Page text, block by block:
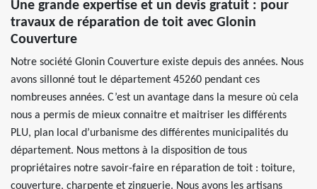
Une grande expertise et un devis gratuit : pour
travaux de réparation de toit avec Glonin
Couverture
Notre société Glonin Couverture existe depuis des années. Nous
avons sillonné tout le département 45260 pendant ces
nombreuses années. C’est un avantage dans la mesure où cela
nous a permis de mieux connaitre et maitriser les différents
PLU, plan local d’urbanisme des différentes municipalités du
département. Nous mettons à la disposition de tous
propriétaires notre savoir-faire en réparation de toit : toiture,
couverture, charpente et zinguerie. Nous avons les artisans